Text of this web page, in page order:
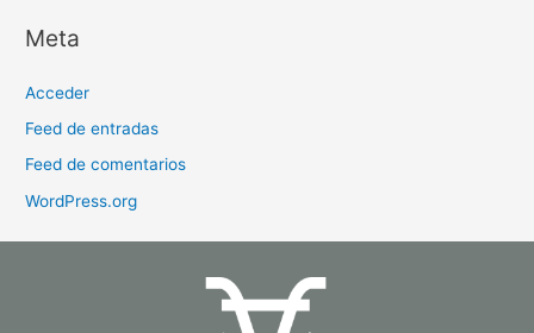
Meta
Acceder
Feed de entradas
Feed de comentarios
WordPress.org